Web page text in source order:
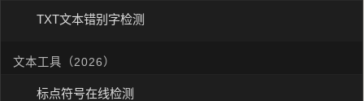
TXT文本错别字检测
文本工具（2026）
标点符号在线检测